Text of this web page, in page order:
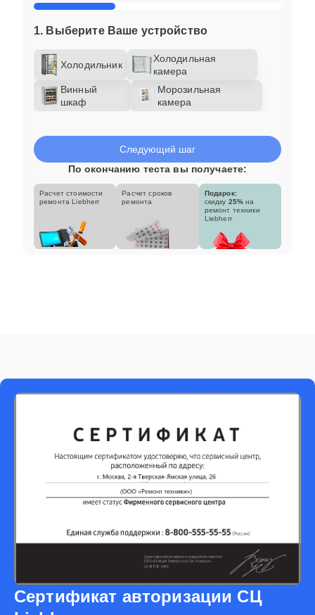
1. Выберите Ваше устройство
Холодильник
Холодильная
камера
Винный
шкаф
Морозильная
камера
Следующий шаг
По окончанию теста вы получаете:
Расчет стоимости
ремонта Liebherr
Расчет сроков
ремонта
Подарок:
скидку 25% на
ремонт техники
Liebherr
Сертификат авторизации СЦ